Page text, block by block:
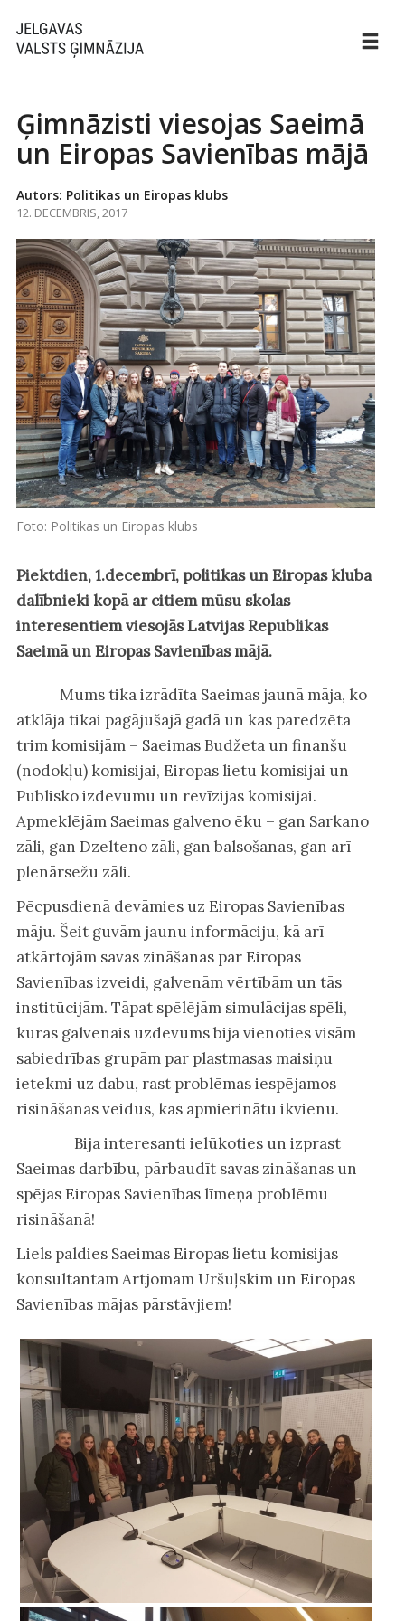
Ģimnāzisti viesojas Saeimā
un Eiropas Savienības mājā
Autors: Politikas un Eiropas klubs
12. DECEMBRIS, 2017
Foto: Politikas un Eiropas klubs
Piektdien, 1.decembrī, politikas un Eiropas kluba
dalībnieki kopā ar citiem mūsu skolas
interesentiem viesojās Latvijas Republikas
Saeimā un Eiropas Savienības mājā.
Mums tika izrādīta Saeimas jaunā māja, ko
atklāja tikai pagājušajā gadā un kas paredzēta
trim komisijām – Saeimas Budžeta un finanšu
(nodokļu) komisijai, Eiropas lietu komisijai un
Publisko izdevumu un revīzijas komisijai.
Apmeklējām Saeimas galveno ēku – gan Sarkano
zāli, gan Dzelteno zāli, gan balsošanas, gan arī
plenārsēžu zāli.
Pēcpusdienā devāmies uz Eiropas Savienības
māju. Šeit guvām jaunu informāciju, kā arī
atkārtojām savas zināšanas par Eiropas
Savienības izveidi, galvenām vērtībām un tās
institūcijām. Tāpat spēlējām simulācijas spēli,
kuras galvenais uzdevums bija vienoties visām
sabiedrības grupām par plastmasas maisiņu
ietekmi uz dabu, rast problēmas iespējamos
risināšanas veidus, kas apmierinātu ikvienu.
Bija interesanti ielūkoties un izprast
Saeimas darbību, pārbaudīt savas zināšanas un
spējas Eiropas Savienības līmeņa problēmu
risināšanā!
Liels paldies Saeimas Eiropas lietu komisijas
konsultantam Artjomam Uršuļskim un Eiropas
Savienības mājas pārstāvjiem!